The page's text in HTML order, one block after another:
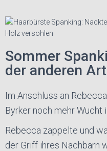
Sommer
der anderen Art
Im Anschluss an
Byrker noch mehr Wucht
Rebecca zappelte und
der Griff ihres Nachbarn